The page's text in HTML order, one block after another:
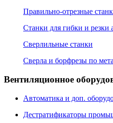
Правильно-отрезные
Станки для гибки и резки
Сверлильные станки
Сверла и борфрезы по
Вентиляционное
Автоматика и доп.
Дестратификаторы